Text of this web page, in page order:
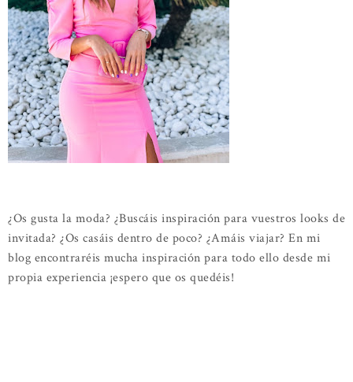
¿Os gusta la moda? ¿Buscáis inspiración para vuestros looks de
invitada? ¿Os casáis dentro de poco? ¿Amáis viajar? En mi
blog encontraréis mucha inspiración para todo ello desde mi
propia experiencia ¡espero que os quedéis!